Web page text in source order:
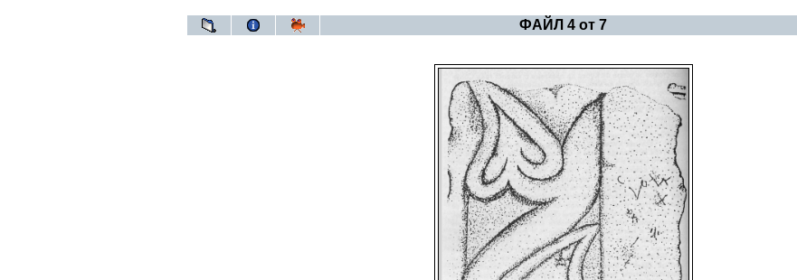
ФАЙЛ 4 от 7